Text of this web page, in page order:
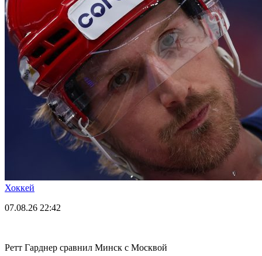
Хоккей
07.08.26 22:42
Ретт Гарднер сравнил Минск с Москвой